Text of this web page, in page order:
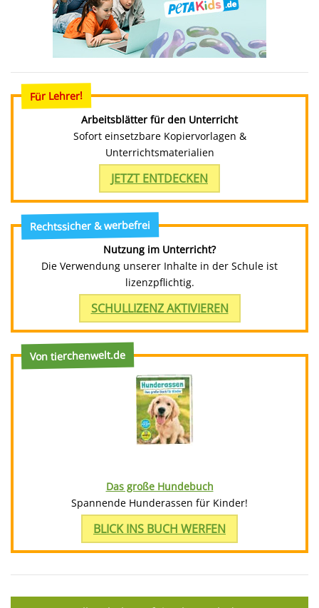
Für Lehrer!
Arbeitsblätter für den Unterricht
Sofort einsetzbare Kopiervorlagen &
Unterrichtsmaterialien
JETZT ENTDECKEN
Rechtssicher & werbefrei
Nutzung im Unterricht?
Die Verwendung unserer Inhalte in der Schule ist
lizenzpflichtig.
SCHULLIZENZ AKTIVIEREN
Von tierchenwelt.de
Das große Hundebuch
Spannende Hunderassen für Kinder!
BLICK INS BUCH WERFEN